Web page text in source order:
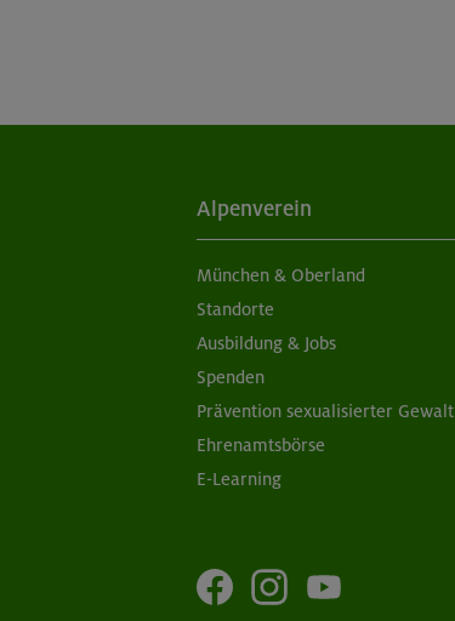
Alpenverein
München & Oberland
Standorte
Ausbildung & Jobs
Spenden
Prävention sexualisierter Gewalt
Ehrenamtsbörse
E-Learning